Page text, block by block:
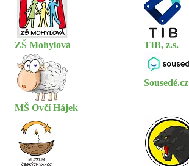
ZŠ Mohylová TIB, z.s.
MŠ Ovčí Hájek
Sousedé.cz